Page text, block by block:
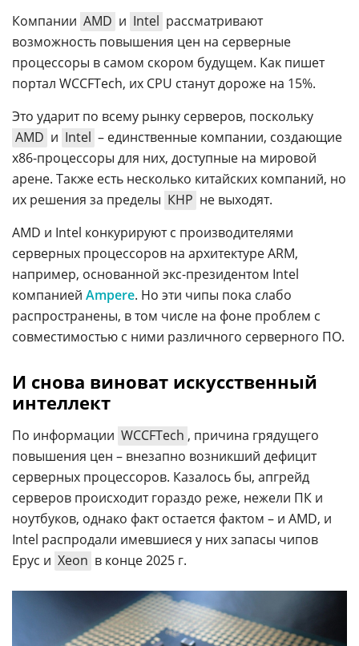
Компании AMD и Intel рассматривают
возможность повышения цен на серверные
процессоры в самом скором будущем. Как пишет
портал WCCFTech, их CPU станут дороже на 15%.
Это ударит по всему рынку серверов, поскольку
AMD и Intel – единственные компании, создающие
х86-процессоры для них, доступные на мировой
арене. Также есть несколько китайских компаний, но
их решения за пределы КНР не выходят.
AMD и Intel конкурируют с производителями
серверных процессоров на архитектуре ARM,
например, основанной экс-президентом Intel
компанией Ampere. Но эти чипы пока слабо
распространены, в том числе на фоне проблем с
совместимостью с ними различного серверного ПО.
И снова виноват искусственный
интеллект
По информации WCCFTech , причина грядущего
повышения цен – внезапно возникший дефицит
серверных процессоров. Казалось бы, апгрейд
серверов происходит гораздо реже, нежели ПК и
ноутбуков, однако факт остается фактом – и AMD, и
Intel распродали имевшиеся у них запасы чипов
Epyc и Xeon в конце 2025 г.